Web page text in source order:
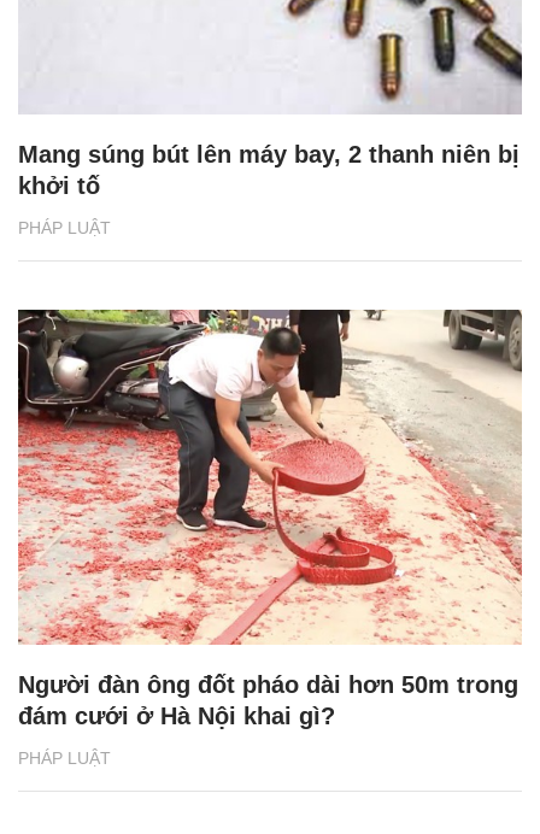
PHÁP LUẬT
Mang súng bút lên máy bay, 2 thanh niên bị
khởi tố
PHÁP LUẬT
Người đàn ông đốt pháo dài hơn 50m trong
đám cưới ở Hà Nội khai gì?